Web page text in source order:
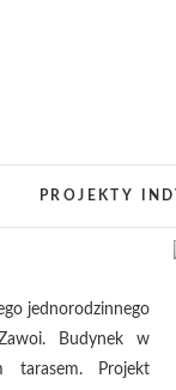
PROJEKTY
jednorodzinnego
Budynek w
tarasem. Projekt